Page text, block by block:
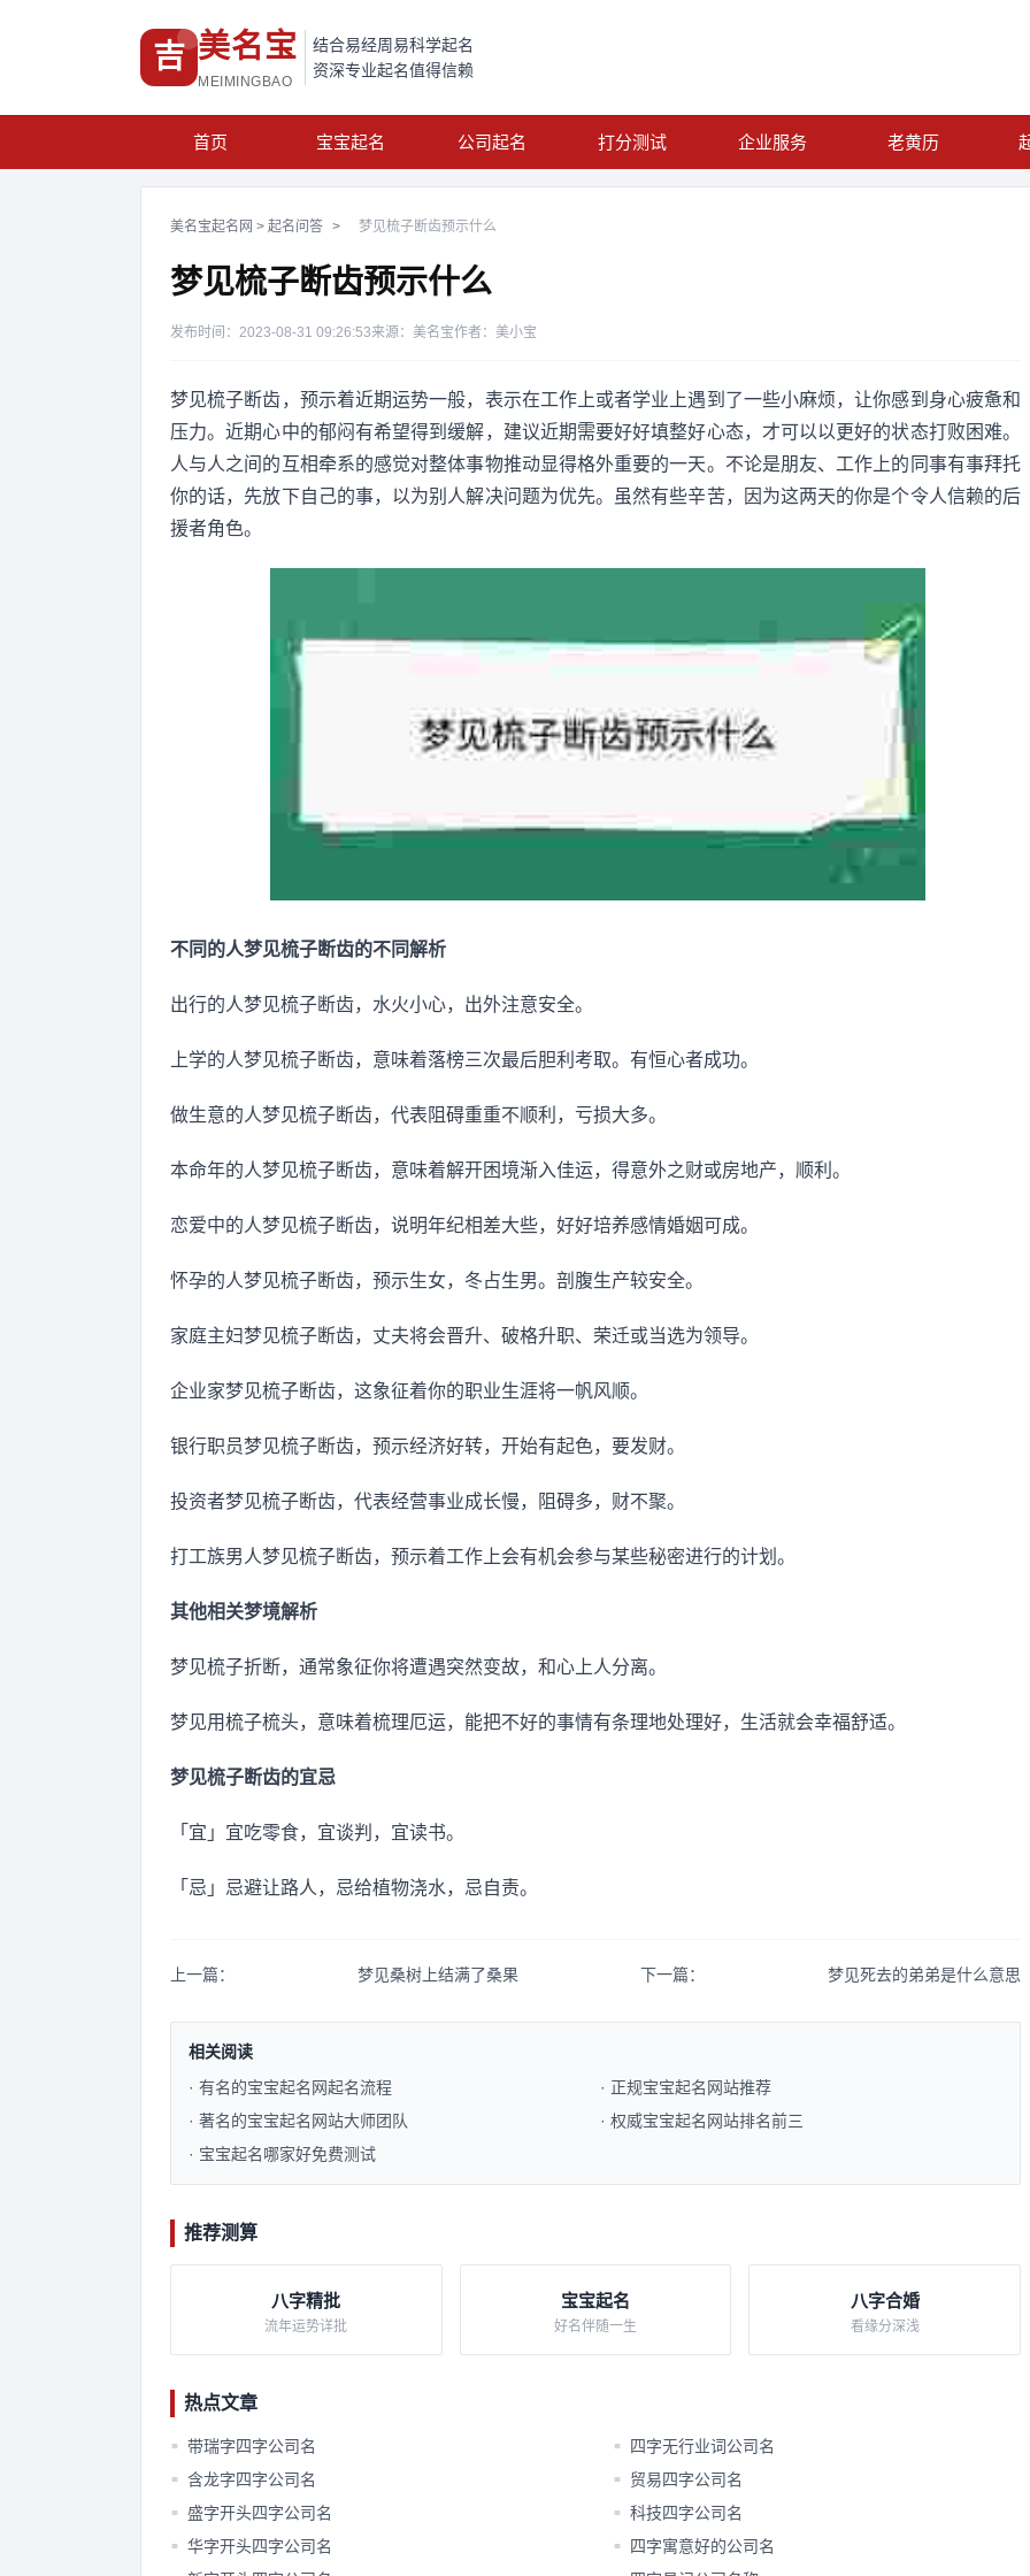
吉 美名宝
MEIMINGBAO
结合易经周易科学起名
资深专业起名值得信赖
首页 宝宝起名 公司起名 打分测试 企业服务 老黄历
美名宝起名网 > 起名问答 > 梦见梳子断齿预示什么
梦见梳子断齿预示什么
发布时间：2023-08-31 09:26:53来源：美名宝作者：美小宝
梦见梳子断齿，预示着近期运势一般，表示在工作上或者学业上遇到了一些小麻烦，让你感到身心疲惫和
压力。近期心中的郁闷有希望得到缓解，建议近期需要好好填整好心态，才可以以更好的状态打败困难。
人与人之间的互相牵系的感觉对整体事物推动显得格外重要的一天。不论是朋友、工作上的同事有事拜托
你的话，先放下自己的事，以为别人解决问题为优先。虽然有些辛苦，因为这两天的你是个令人信赖的后
援者角色。
不同的人梦见梳子断齿的不同解析
出行的人梦见梳子断齿，水火小心，出外注意安全。
上学的人梦见梳子断齿，意味着落榜三次最后胆利考取。有恒心者成功。
做生意的人梦见梳子断齿，代表阻碍重重不顺利，亏损大多。
本命年的人梦见梳子断齿，意味着解开困境渐入佳运，得意外之财或房地产，顺利。
恋爱中的人梦见梳子断齿，说明年纪相差大些，好好培养感情婚姻可成。
怀孕的人梦见梳子断齿，预示生女，冬占生男。剖腹生产较安全。
家庭主妇梦见梳子断齿，丈夫将会晋升、破格升职、荣迁或当选为领导。
企业家梦见梳子断齿，这象征着你的职业生涯将一帆风顺。
银行职员梦见梳子断齿，预示经济好转，开始有起色，要发财。
投资者梦见梳子断齿，代表经营事业成长慢，阻碍多，财不聚。
打工族男人梦见梳子断齿，预示着工作上会有机会参与某些秘密进行的计划。
其他相关梦境解析
梦见梳子折断，通常象征你将遭遇突然变故，和心上人分离。
梦见用梳子梳头，意味着梳理厄运，能把不好的事情有条理地处理好，生活就会幸福舒适。
梦见梳子断齿的宜忌
「宜」宜吃零食，宜谈判，宜读书。
「忌」忌避让路人，忌给植物浇水，忌自责。
上一篇： 梦见桑树上结满了桑果 下一篇： 梦见死去的弟弟是什么意思
相关阅读
· 有名的宝宝起名网起名流程​
· 正规宝宝起名网站推荐​
· 著名的宝宝起名网站大师团队​
· 权威宝宝起名网站排名前三​
· 宝宝起名哪家好免费测试​
推荐测算
八字精批
流年运势详批
宝宝起名
好名伴随一生
八字合婚
看缘分深浅
热点文章
■ 带瑞字四字公司名
■ 含龙字四字公司名
■ 盛字开头四字公司名
■ 华字开头四字公司名
■ 四字无行业词公司名
■ 贸易四字公司名
■ 科技四字公司名
■ 四字寓意好的公司名